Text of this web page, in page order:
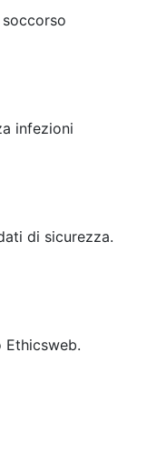
infezioni
di sicurezza.
Ethicsweb.